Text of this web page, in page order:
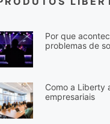
Por que
problemas de
Como a Liberty
empresariais